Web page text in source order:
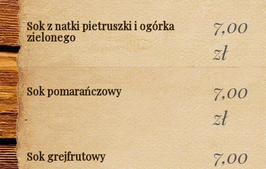
Sok z natki pietruszki i ogórka
zielonego
7,00
zł
Sok pomarańczowy
7,00
zł
Sok grejfrutowy
7,00